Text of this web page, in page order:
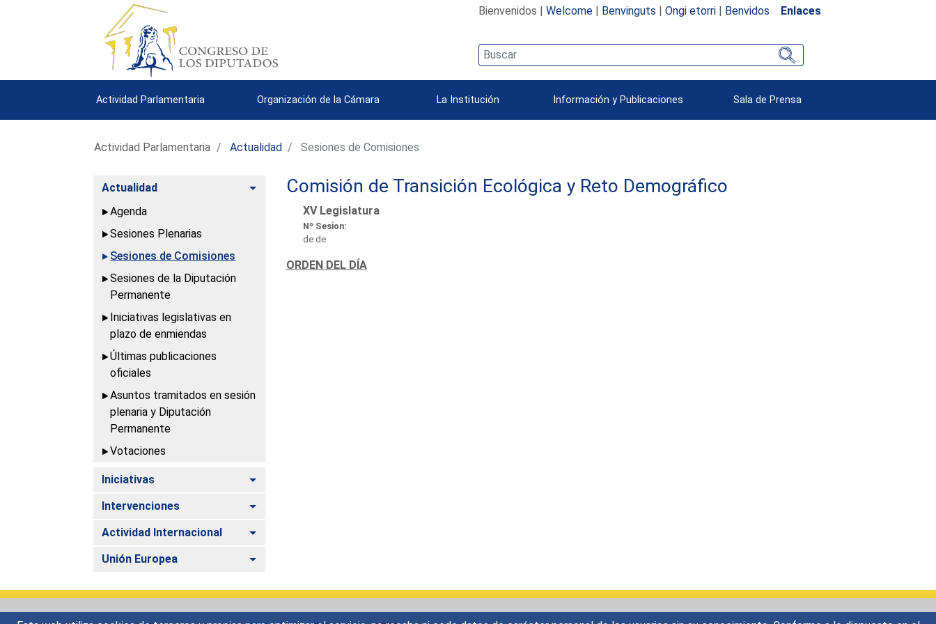
Bienvenidos | Welcome| Benvinguts | Ongi etorri| Benvidos Enlaces
Actividad Parlamentaria Organización de la Cámara La Institución Información y Publicaciones Sala de Prensa
Actividad Parlamentaria Actualidad Sesiones de Comisiones
Actualidad
Alternar
Agenda
Sesiones Plenarias
Sesiones de Comisiones
Sesiones de la Diputación
Permanente
Iniciativas legislativas en
plazo de enmiendas
Últimas publicaciones
oficiales
Asuntos tramitados en sesión
plenaria y Diputación
Permanente
Votaciones
Iniciativas Alternar
Intervenciones Alternar
Actividad Internacional Alternar
Unión Europea Alternar
Comisión de Transición Ecológica y Reto Demográfico
XV Legislatura
Nº Sesion:
de de
ORDEN DEL DÍA